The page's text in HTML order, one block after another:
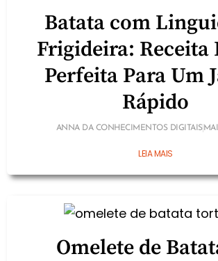
Batata com
Frigideira: Receita
Perfeita Para Um
Rápido
ANNA DA CONHECIMENTOS DIGITAIS
LEIA MAIS
Omelete de